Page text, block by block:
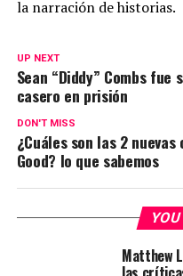
la narración de historias.
UP NEXT
Sean “Diddy” Combs
casero en prisión
DON'T MISS
¿Cuáles son las 2
Good? lo que sabemos
Matthew